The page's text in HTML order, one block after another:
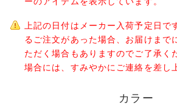
上記の日付はメーカー入荷予定日で
るご注文があった場合、お届けまで
ただく場合もありますのでご了承く
場合には、すみやかにご連絡を差し
カラー